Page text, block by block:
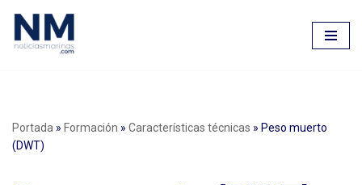
Saltar
Portada » Formación » Características técnicas » Peso muerto
(DWT)